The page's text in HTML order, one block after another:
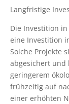
Langfristige
Die Investition
eine Investition
Solche Projekte
abgesichert und
geringerem
frühzeitig auf
einer erhöhten